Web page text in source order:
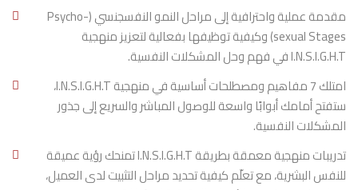
النفس البشرية خلال دقائق معدودة.
العلاجية إلى تجارب لا تُنسى؟
ستتمكن من اختراق سطح المشكلة والوصول إلى جذورها
بسرعة مذهلة. 🌱
ستمتلك مهارة اختيار التدخل المثالي لكل عميل بوعيٍ
مقدمة عملية واحترافية إلى مراحل النمو النفسجنسي (Psycho-
sexual Stages) وكيفية توظيفها بفعالية لتعزيز منهجية
I.N.S.I.G.H.T في فهم وحل المشكلات النفسية.
امتلك 7 مفاهيم ومصطلحات أساسية في منهجية I.N.S.I.G.H.T،
ستفتح أمامك أبوابًا واسعة للوصول المباشر والسريع إلى جذور
المشكلات النفسية.
تدريبات منهجية معمقة بطريقة I.N.S.I.G.H.T تمنحك رؤية عميقة
للنفس البشرية، مع تعلّم كيفية تحديد مراحل التثبيت لدى العميل،